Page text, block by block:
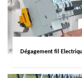
Dégagement fil